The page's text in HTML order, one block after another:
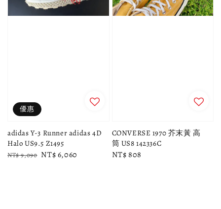
優惠
adidas Y-3 Runner adidas 4D
Halo US9.5 Z1495
Regular
NT$ 9,090 Sale
NT$ 6,060
CONVERSE 1970 芥末黃 高
筒 US8 142336C
Regular
NT$ 808